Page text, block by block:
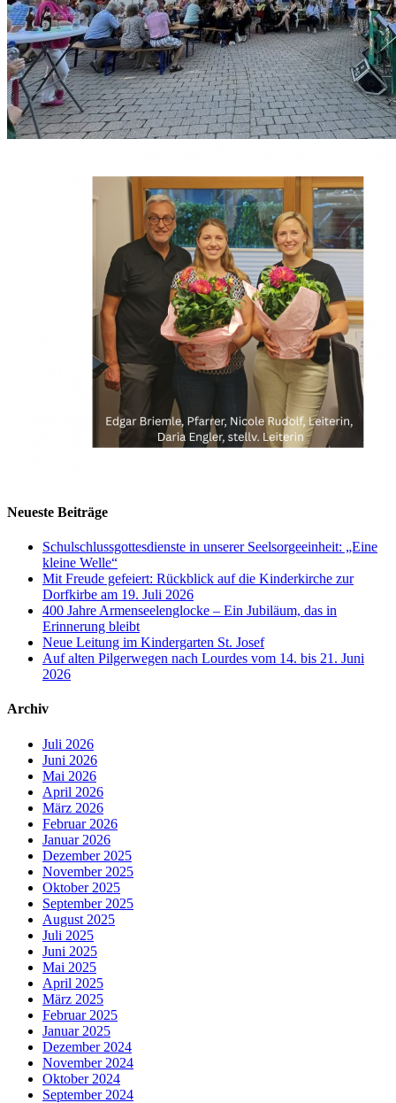
Neueste Beiträge
Schulschlussgottesdienste in unserer Seelsorgeeinheit: „Eine
kleine Welle“
Mit Freude gefeiert: Rückblick auf die Kinderkirche zur
Dorfkirbe am 19. Juli 2026
400 Jahre Armenseelenglocke – Ein Jubiläum, das in
Erinnerung bleibt
Neue Leitung im Kindergarten St. Josef
Auf alten Pilgerwegen nach Lourdes vom 14. bis 21. Juni
2026
Archiv
Juli 2026
Juni 2026
Mai 2026
April 2026
März 2026
Februar 2026
Januar 2026
Dezember 2025
November 2025
Oktober 2025
September 2025
August 2025
Juli 2025
Juni 2025
Mai 2025
April 2025
März 2025
Februar 2025
Januar 2025
Dezember 2024
November 2024
Oktober 2024
September 2024